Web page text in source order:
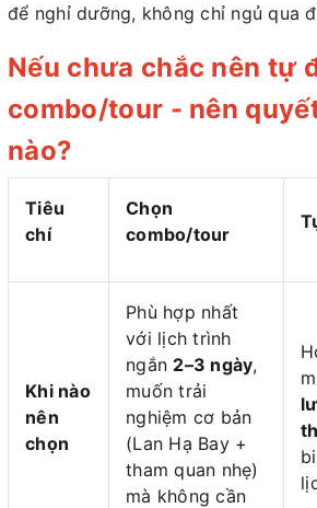
để nghỉ dưỡng, không chỉ ngủ qua
Nếu chưa chắc nên tự
combo/tour - nên
nào?
Tiêu
chí
Chọn
combo/tour
Khi nào
nên
chọn
Phù hợp nhất
với lịch trình
ngắn 2–3 ngày,
muốn trải
nghiệm cơ bản
(Lan Hạ Bay +
tham quan nhẹ)
mà không cần